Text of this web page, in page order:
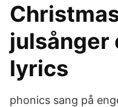
julsånger
lyrics
phonics sang på